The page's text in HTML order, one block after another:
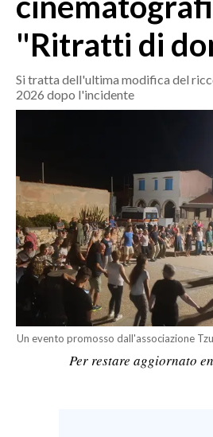
CRONACA
ITALIA
MONDO
POLITICA
SERVIZI ALLE IMPRESE
LAVORO
BANDI
SPORT IN SARDEGNA
SPORT
RISULTATI E CLASSIFICHE
"Ritratti di
Si tratta dell'ultima modifica del
2026 dopo l'incidente
Un evento promosso dall'associazione
Per restare aggiornato